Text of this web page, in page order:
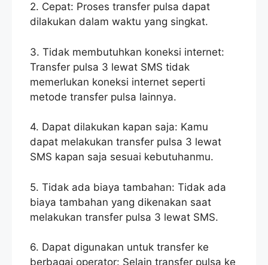
2. Cepat: Proses transfer pulsa dapat
dilakukan dalam waktu yang singkat.
3. Tidak membutuhkan koneksi internet:
Transfer pulsa 3 lewat SMS tidak
memerlukan koneksi internet seperti
metode transfer pulsa lainnya.
4. Dapat dilakukan kapan saja: Kamu
dapat melakukan transfer pulsa 3 lewat
SMS kapan saja sesuai kebutuhanmu.
5. Tidak ada biaya tambahan: Tidak ada
biaya tambahan yang dikenakan saat
melakukan transfer pulsa 3 lewat SMS.
6. Dapat digunakan untuk transfer ke
berbagai operator: Selain transfer pulsa ke